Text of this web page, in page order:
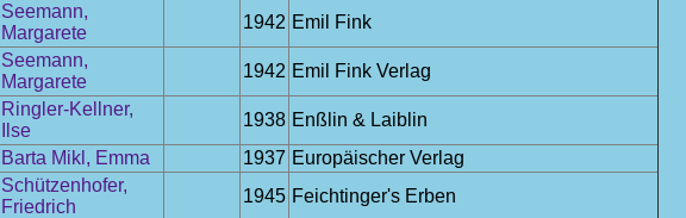
Seemann,
Margarete
1942 Emil Fink
Seemann,
Margarete
1942 Emil Fink Verlag
Ringler-Kellner,
Ilse
1938 Enßlin & Laiblin
Barta Mikl, Emma 1937 Europäischer Verlag
Schützenhofer,
Friedrich
1945 Feichtinger's Erben